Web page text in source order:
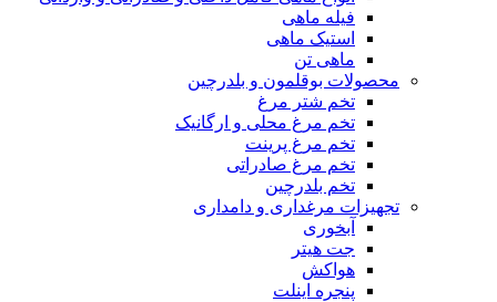
فیله ماهی
استیک ماهی
ماهی تن
محصولات بوقلمون و بلدرچین
تخم شتر مرغ
تخم مرغ محلی و ارگانیک
تخم مرغ پرینت
تخم مرغ صادراتی
تخم بلدرچین
تجهیزات مرغداری و دامداری
آبخوری
جت هیتر
هواکش
پنجره اینلت